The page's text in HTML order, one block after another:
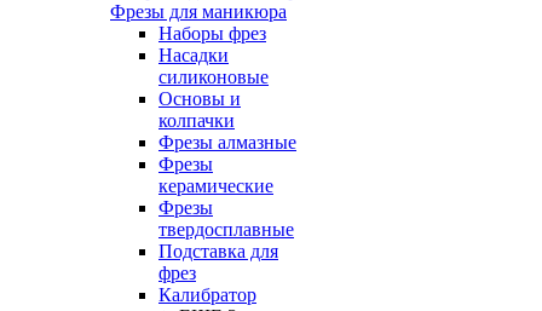
Фрезы для маникюра
Наборы фрез
Насадки
силиконовые
Основы и
колпачки
Фрезы алмазные
Фрезы
керамические
Фрезы
твердосплавные
Подставка для
фрез
Калибратор